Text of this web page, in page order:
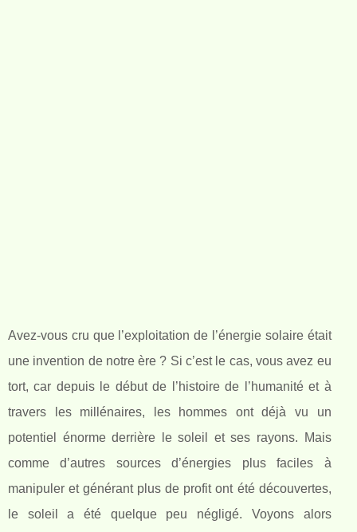
Avez-vous cru que l’exploitation de l’énergie solaire était
une invention de notre ère ? Si c’est le cas, vous avez eu
tort, car depuis le début de l’histoire de l’humanité et à
travers les millénaires, les hommes ont déjà vu un
potentiel énorme derrière le soleil et ses rayons. Mais
comme d’autres sources d’énergies plus faciles à
manipuler et générant plus de profit ont été découvertes,
le soleil a été quelque peu négligé. Voyons alors